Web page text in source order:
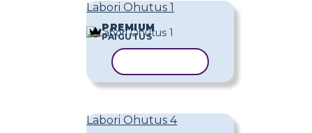
Labori Ohutus 1
PREMIUM
PAIGUTUS
Labori Ohutus 4